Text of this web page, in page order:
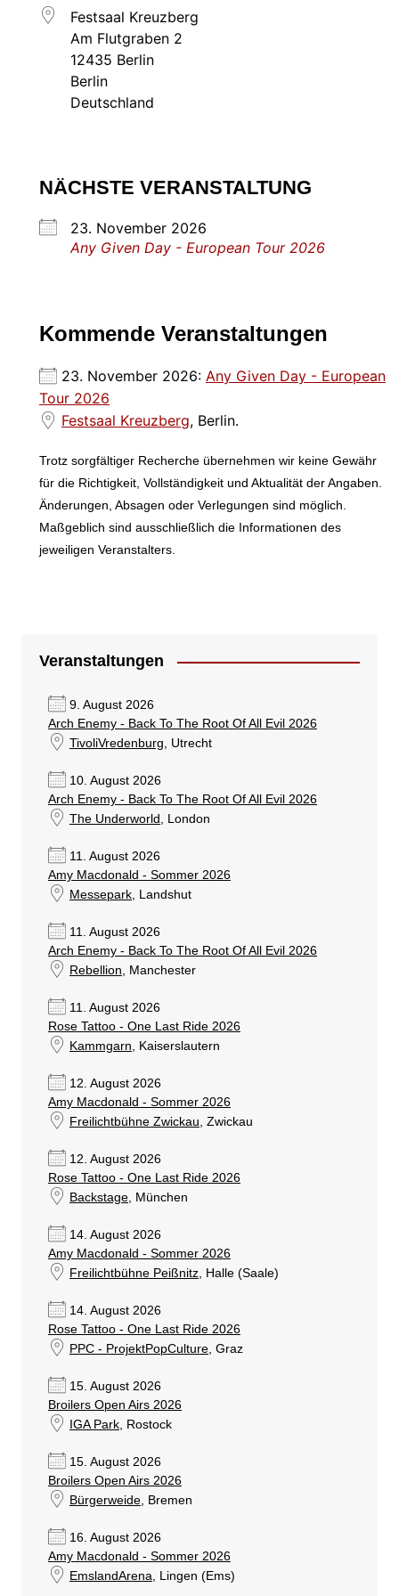
Festsaal Kreuzberg
Am Flutgraben 2
12435 Berlin
Berlin
Deutschland
NÄCHSTE VERANSTALTUNG
23. November 2026
Any Given Day - European Tour 2026
Kommende Veranstaltungen
23. November 2026: Any Given Day - European
Tour 2026
Festsaal Kreuzberg, Berlin.
Trotz sorgfältiger Recherche übernehmen wir keine Gewähr
für die Richtigkeit, Vollständigkeit und Aktualität der Angaben.
Änderungen, Absagen oder Verlegungen sind möglich.
Maßgeblich sind ausschließlich die Informationen des
jeweiligen Veranstalters.
Veranstaltungen
9. August 2026
Arch Enemy - Back To The Root Of All Evil 2026
TivoliVredenburg, Utrecht
10. August 2026
Arch Enemy - Back To The Root Of All Evil 2026
The Underworld , London
11. August 2026
Amy Macdonald - Sommer 2026
Messepark, Landshut
11. August 2026
Arch Enemy - Back To The Root Of All Evil 2026
Rebellion, Manchester
11. August 2026
Rose Tattoo - One Last Ride 2026
Kammgarn, Kaiserslautern
12. August 2026
Amy Macdonald - Sommer 2026
Freilichtbühne Zwickau, Zwickau
12. August 2026
Rose Tattoo - One Last Ride 2026
Backstage, München
14. August 2026
Amy Macdonald - Sommer 2026
Freilichtbühne Peißnitz, Halle (Saale)
14. August 2026
Rose Tattoo - One Last Ride 2026
PPC - ProjektPopCulture, Graz
15. August 2026
Broilers Open Airs 2026
IGA Park, Rostock
15. August 2026
Broilers Open Airs 2026
Bürgerweide, Bremen
16. August 2026
Amy Macdonald - Sommer 2026
EmslandArena, Lingen (Ems)